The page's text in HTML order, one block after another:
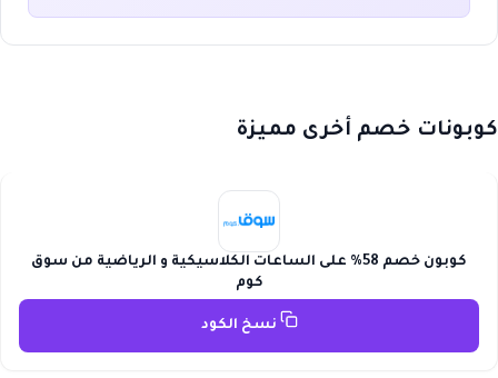
كوبونات خصم أخرى مميزة
كوبون خصم 58% على الساعات الكلاسيكية و الرياضية من سوق
كوم
نسخ الكود